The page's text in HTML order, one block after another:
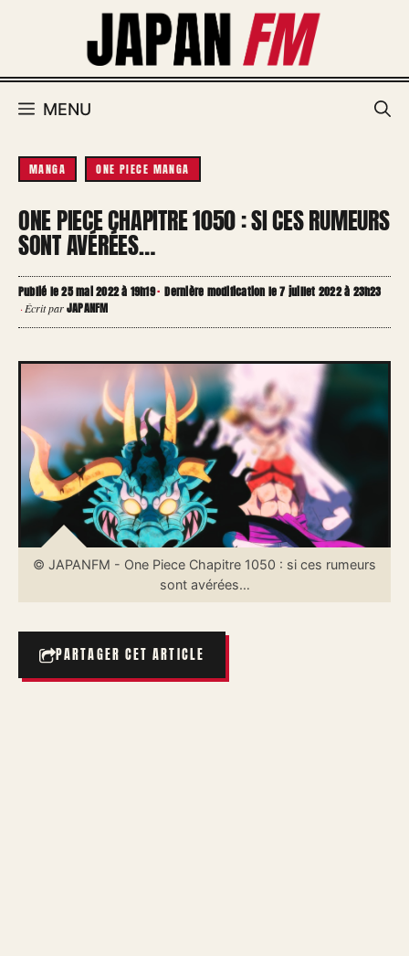
MENU
MANGA ONE PIECE MANGA
ONE PIECE CHAPITRE 1050 : SI CES RUMEURS
SONT AVÉRÉES…
Publié le 25 mai 2022 à 19h19· Dernière modification le 7 juillet 2022 à 23h23
·Écrit parJAPANFM
© JAPANFM - One Piece Chapitre 1050 : si ces rumeurs
sont avérées…
PARTAGER CET ARTICLE